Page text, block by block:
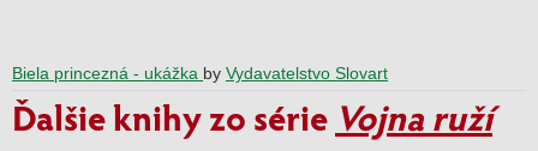
Biela princezná - ukážka by Vydavatelstvo Slovart
Ďalšie knihy zo série Vojna ruží